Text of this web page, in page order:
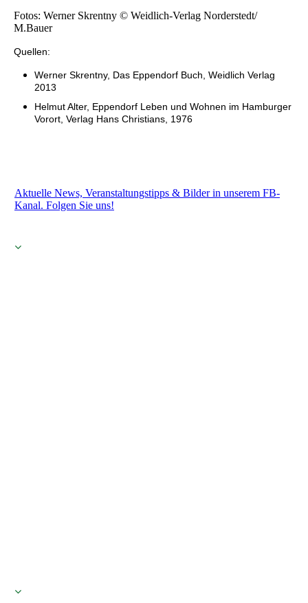
Fotos: Werner Skrentny © Weidlich-Verlag Norderstedt/
M.Bauer
Quellen:
Werner Skrentny, Das Eppendorf Buch, Weidlich Verlag
2013
Helmut Alter, Eppendorf Leben und Wohnen im Hamburger
Vorort, Verlag Hans Christians, 1976
Aktuelle News, Veranstaltungstipps & Bilder in unserem FB-
Kanal. Folgen Sie uns!